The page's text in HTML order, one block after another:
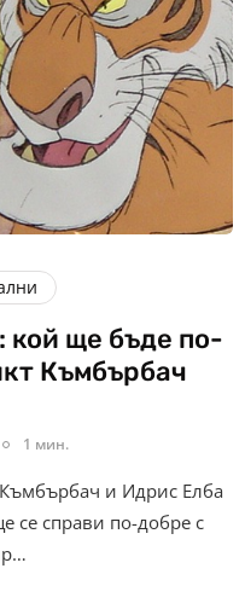
кой ще бъде по-
Къмбърбач
1 мин.
и Идрис Елба
се справи по-добре с